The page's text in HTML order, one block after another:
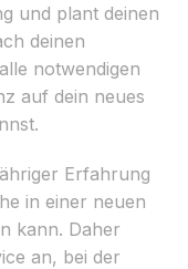
und plant deinen
deinen
notwendigen
auf dein neues
Erfahrung
in einer neuen
kann. Daher
an, bei der